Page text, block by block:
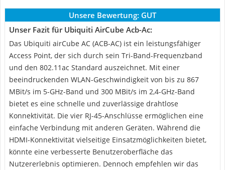
Unsere Bewertung: GUT
Unser Fazit für Ubiquiti AirCube Acb-Ac:
Das Ubiquiti airCube AC (ACB-AC) ist ein leistungsfähiger
Access Point, der sich durch sein Tri-Band-Frequenzband
und den 802.11ac Standard auszeichnet. Mit einer
beeindruckenden WLAN-Geschwindigkeit von bis zu 867
MBit/s im 5-GHz-Band und 300 MBit/s im 2,4-GHz-Band
bietet es eine schnelle und zuverlässige drahtlose
Konnektivität. Die vier RJ-45-Anschlüsse ermöglichen eine
einfache Verbindung mit anderen Geräten. Während die
HDMI-Konnektivität vielseitige Einsatzmöglichkeiten bietet,
könnte eine verbesserte Benutzeroberfläche das
Nutzererlebnis optimieren. Dennoch empfehlen wir das